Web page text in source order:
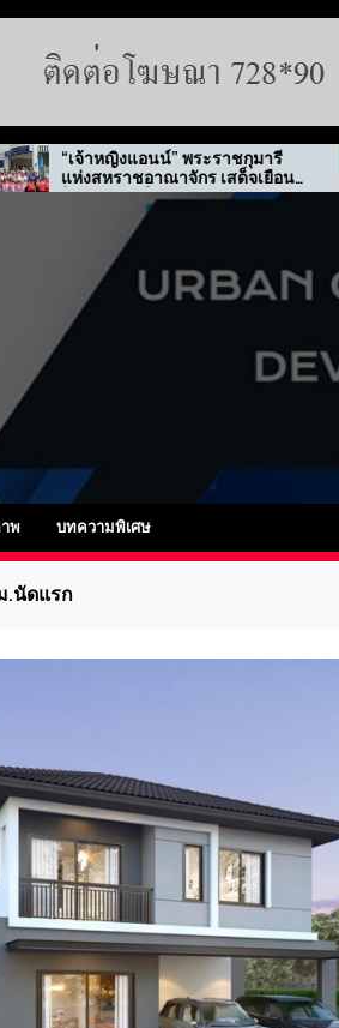
งแอนน์” พระราชกุมารี
าชอาณาจักร เสด็จเยือน
าหลีใต้
าพ บทความพิเศษ
.นัดแรก